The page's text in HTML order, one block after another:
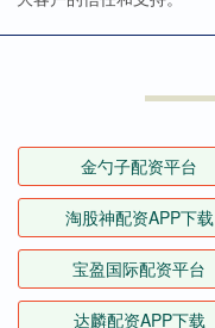
金勺子配资平台
淘股神配资APP下载
宝盈国际配资平台
达麟配资APP下载